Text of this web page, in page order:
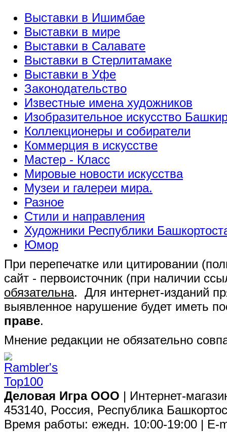
Выставки в Ишимбае
Выставки в мире
Выставки в Салавате
Выставки в Стерлитамаке
Выставки в Уфе
Законодательство
Известные имена художников
Изобразительное искусство
Коллекционеры и собиратели
Коммерция в искусстве
Мастер - Класс
Мировые новости искусства
Музеи и галереи мира.
Разное
Стили и направления
Художники Республики
Юмор
При перепечатке или цитировании
сайт - первоисточник (при наличии
обязательна. Для интернет-изданий
выявленное нарушение будет иметь
праве.
Мнение редакции не обязательно
Деловая Игра ООО | Интернет-
453140, Россия, Республика
Время работы: ежедн. 10:00-19:00 | E-